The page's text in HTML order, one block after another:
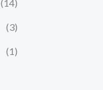
(14)
(3)
(1)